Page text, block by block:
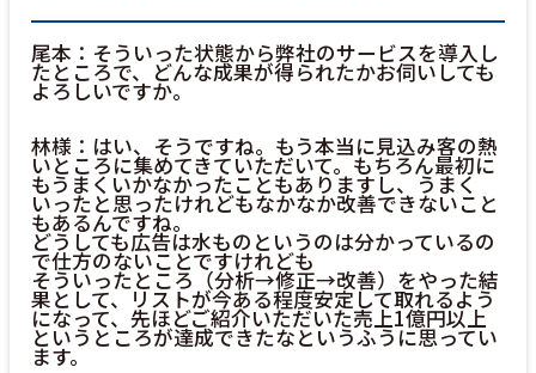
尾本：そういった状態から弊社のサービスを導入し
たところで、どんな成果が得られたかお伺いしても
よろしいですか。
林様：はい、そうですね。もう本当に見込み客の熱
いところに集めてきていただいて。もちろん最初に
もうまくいかなかったこともありますし、うまく
いったと思ったけれどもなかなか改善できないこと
もあるんですね。
どうしても広告は水ものというのは分かっているの
で仕方のないことですけれども
そういったところ（分析→修正→改善）をやった結
果として、リストが今ある程度安定して取れるよう
になって、先ほどご紹介いただいた売上1億円以上
というところが達成できたなというふうに思ってい
ます。